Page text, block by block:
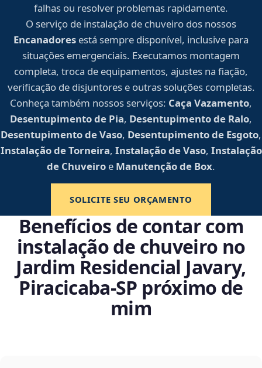
falhas ou resolver problemas rapidamente.
O serviço de instalação de chuveiro dos nossos
Encanadores está sempre disponível, inclusive para
situações emergenciais. Executamos montagem
completa, troca de equipamentos, ajustes na fiação,
verificação de disjuntores e outras soluções completas.
Conheça também nossos serviços: Caça Vazamento,
Desentupimento de Pia, Desentupimento de Ralo,
Desentupimento de Vaso, Desentupimento de Esgoto,
Instalação de Torneira, Instalação de Vaso, Instalação
de Chuveiro e Manutenção de Box.
SOLICITE SEU ORÇAMENTO
Benefícios de contar com
instalação de chuveiro no
Jardim Residencial Javary,
Piracicaba‑SP próximo de
mim